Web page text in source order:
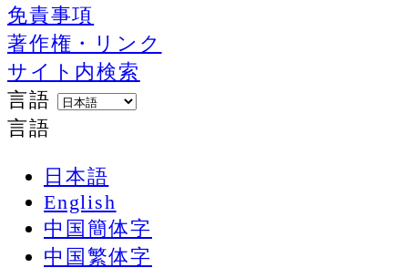
免責事項
著作権・リンク
サイト内検索
言語
言語
日本語
English
中国簡体字
中国繁体字